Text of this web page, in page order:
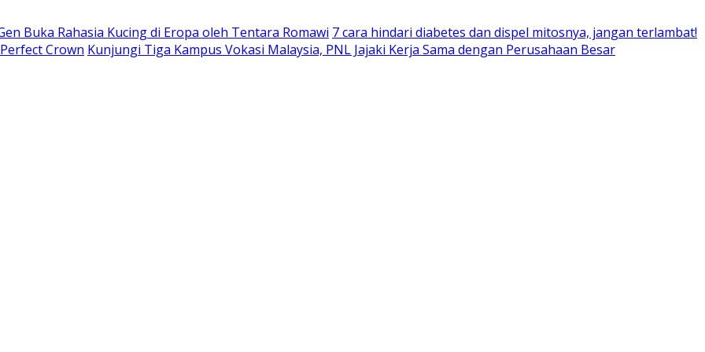
Buka Rahasia Kucing di Eropa oleh Tentara Romawi 7 cara hindari diabetes dan dispel mitosnya, jangan terlambat!
Crown Kunjungi Tiga Kampus Vokasi Malaysia, PNL Jajaki Kerja Sama dengan Perusahaan Besar